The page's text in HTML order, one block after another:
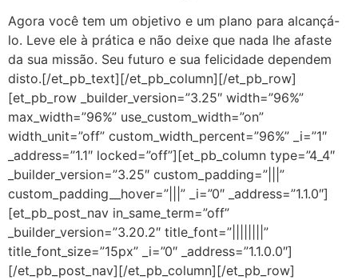
Agora você tem um objetivo e um plano para alcançá-
lo. Leve ele à prática e não deixe que nada lhe afaste
da sua missão. Seu futuro e sua felicidade dependem
disto.[/et_pb_text][/et_pb_column][/et_pb_row]
[et_pb_row _builder_version=”3.25″ width=”96%”
max_width=”96%” use_custom_width=”on”
width_unit=”off” custom_width_percent=”96%” _i=”1″
_address=”1.1″ locked=”off”][et_pb_column type=”4_4″
_builder_version=”3.25″ custom_padding=”|||”
custom_padding__hover=”|||” _i=”0″ _address=”1.1.0″]
[et_pb_post_nav in_same_term=”off”
_builder_version=”3.20.2″ title_font=”||||||||”
title_font_size=”15px” _i=”0″ _address=”1.1.0.0″]
[/et_pb_post_nav][/et_pb_column][/et_pb_row]